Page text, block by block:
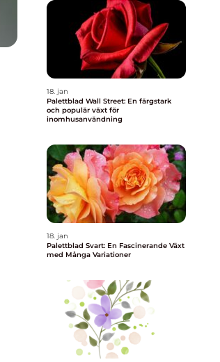
18. jan
Palettblad Wall Street: En färgstark
och populär växt för
inomhusanvändning
18. jan
Palettblad Svart: En Fascinerande Växt
med Många Variationer